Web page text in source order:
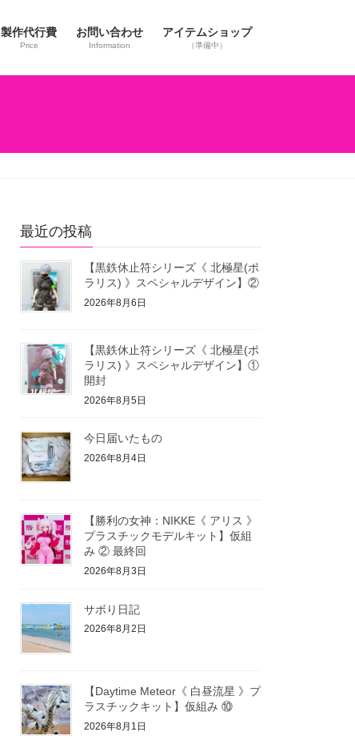
製作代行費
Price
お問い合わせ
Information
アイテムショップ
（準備中）
最近の投稿
【黒鉄休止符シリーズ《 北極星(ポ
ラリス) 》スペシャルデザイン】②
2026年8月6日
【黒鉄休止符シリーズ《 北極星(ポ
ラリス) 》スペシャルデザイン】①
開封
2026年8月5日
今日届いたもの
2026年8月4日
【勝利の女神：NIKKE《 アリス 》
プラスチックモデルキット】仮組
み ② 最終回
2026年8月3日
サボり日記
2026年8月2日
【Daytime Meteor《 白昼流星 》プ
ラスチックキット】仮組み ⑩
2026年8月1日